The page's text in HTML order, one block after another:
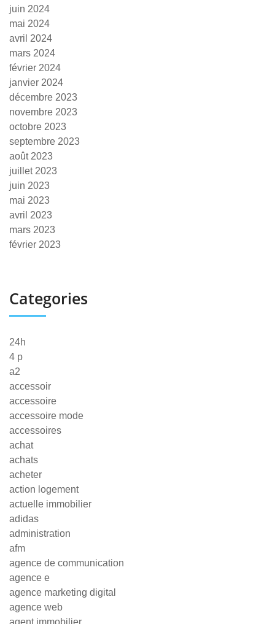
juin 2024
mai 2024
avril 2024
mars 2024
février 2024
janvier 2024
décembre 2023
novembre 2023
octobre 2023
septembre 2023
août 2023
juillet 2023
juin 2023
mai 2023
avril 2023
mars 2023
février 2023
Categories
24h
4 p
a2
accessoir
accessoire
accessoire mode
accessoires
achat
achats
acheter
action logement
actuelle immobilier
adidas
administration
afm
agence de communication
agence e
agence marketing digital
agence web
agent immobilier